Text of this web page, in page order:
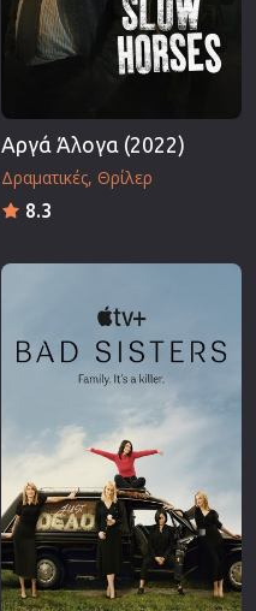
Αργά Άλογα (2022)
Δραματικές Θρίλερ
8.3